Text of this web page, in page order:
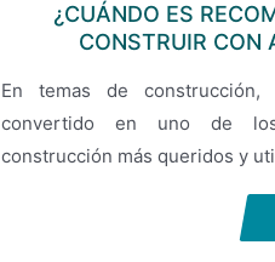
¿CUÁNDO ES
CONSTRUIR CON
En temas de
convertido en uno de
construcción más queridos y